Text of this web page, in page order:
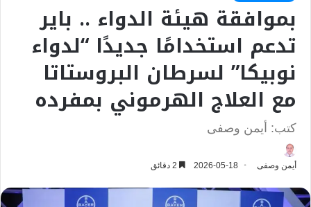
بموافقة ھیئة الدواء .. بایر
تدعم استخدامًا جدیدًا “لدواء
نوبیكا” لسرطان البروستاتا
مع العلاج الھرموني بمفرده
كتب: أيمن وصفى
أيمن وصفى 2026-05-18